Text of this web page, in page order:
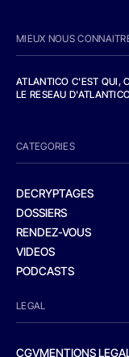
MIEUX NOUS
ATLANTICO C'EST QUI,
LE RESEAU
CATEGORIES
DECRYPTAGES
DOSSIERS
RENDEZ-VOUS
VIDEOS
PODCASTS
LEGAL
CGVMENTIONS